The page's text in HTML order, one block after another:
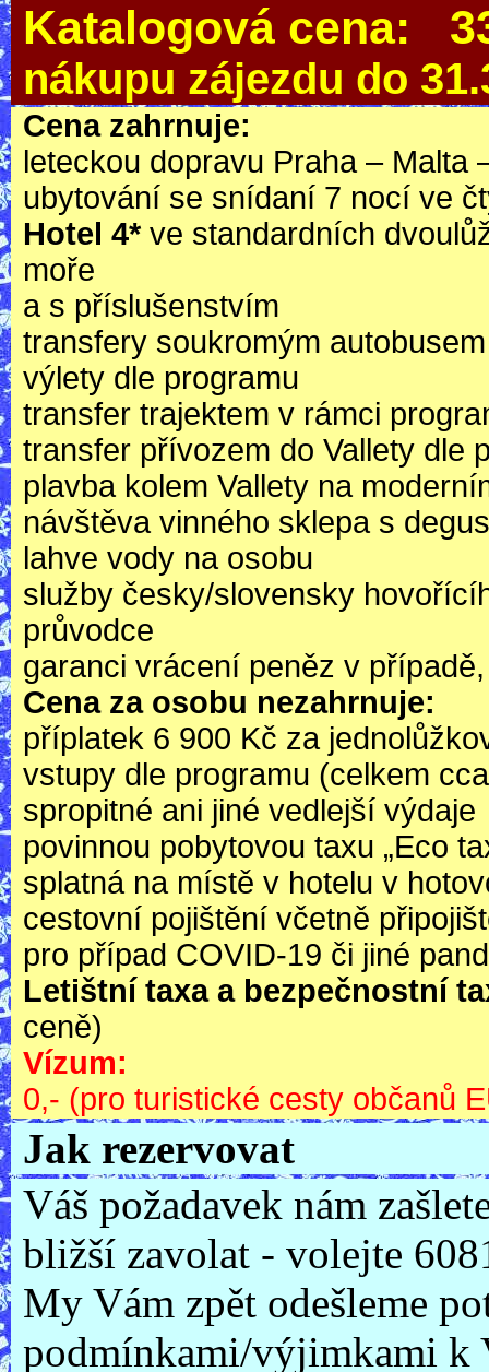
Katalogová cena:
nákupu zájezdu do
Cena zahrnuje:
leteckou dopravu Praha – Malta
ubytování se snídaní 7 nocí ve
Hotel 4* ve standardních
moře
a s příslušenstvím
transfery soukromým
výlety dle programu
transfer trajektem v rámci
transfer přívozem do Vallety dle
plavba kolem Vallety na
návštěva vinného sklepa s
lahve vody na osobu
služby česky/slovensky
průvodce
garanci vrácení peněz v
Cena za osobu nezahrnuje:
příplatek 6 900 Kč za
vstupy dle programu (celkem
spropitné ani jiné vedlejší výdaje
povinnou pobytovou taxu „Eco
splatná na místě v hotelu v
cestovní pojištění včetně
pro případ COVID-19 či jiné
Letištní taxa a bezpečnostní
ceně)
Vízum:
0,- (pro turistické cesty občanů
Jak rezervovat
Váš požadavek nám
bližší zavolat - volejte
My Vám zpět odešleme
podmínkami/výjimkami k